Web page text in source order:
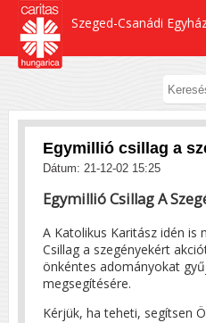
Szeged-Csanádi
Egymillió csillag a
Dátum: 21-12-02 15:25
Egymillió Csillag A
A Katolikus Karitász idén is
Csillag a szegényekért
önkéntes adományokat
megsegítésére.
Kérjük, ha teheti, segítsen